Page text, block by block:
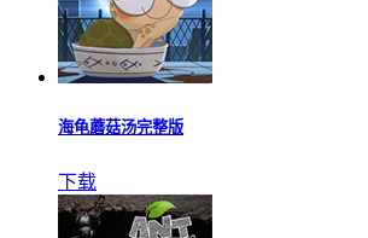
海龟蘑菇汤完整版
下载